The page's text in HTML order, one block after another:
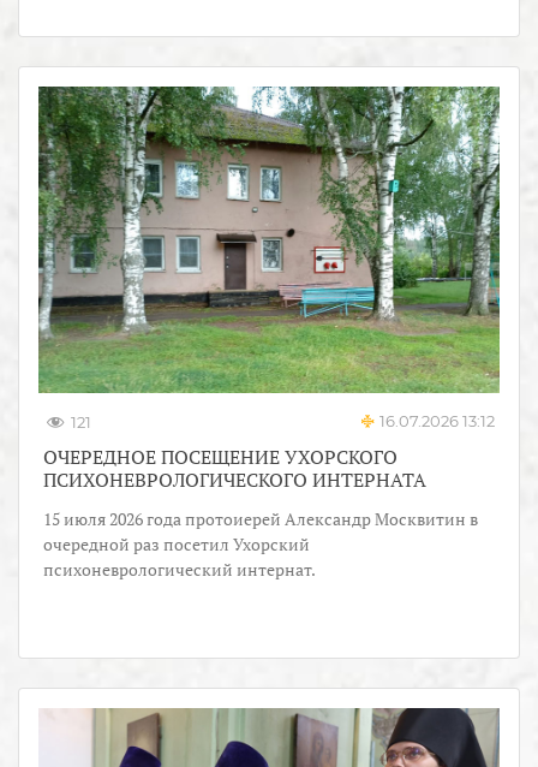
121 16.07.2026 13:12
ОЧЕРЕДНОЕ ПОСЕЩЕНИЕ УХОРСКОГО
ПСИХОНЕВРОЛОГИЧЕСКОГО ИНТЕРНАТА
15 июля 2026 года протоиерей Александр Москвитин в
очередной раз посетил Ухорский
психоневрологический интернат.